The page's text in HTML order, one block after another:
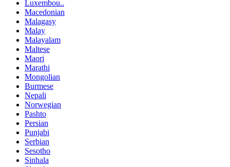
Luxembou..
Macedonian
Malagasy
Malay
Malayalam
Maltese
Maori
Marathi
Mongolian
Burmese
Nepali
Norwegian
Pashto
Persian
Punjabi
Serbian
Sesotho
Sinhala